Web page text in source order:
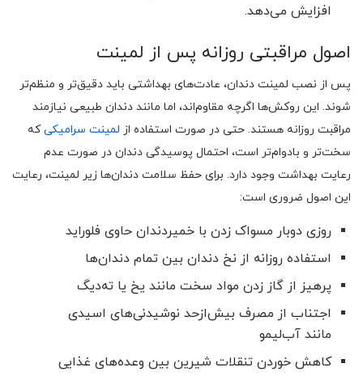
افزایش می‌دهد.
اصول مراقبتی روزانه پس از لمینت
پس از نصب لمینت دندان، عادت‌های بهداشتی باید دقیق‌تر و منظم‌تر
شوند. این روکش‌ها اگرچه مقاوم‌اند، اما مانند دندان طبیعی نیازمند
مراقبت روزانه هستند. حتی در صورت استفاده از لمینت سرامیکیکه
سخت‌تر و بادوام‌تر است، احتمال پوسیدگی دندان در صورت عدم
رعایت بهداشت وجود دارد. برای حفظ سلامت دندان‌ها زیر لمینت، رعایت
این اصول ضروری است:
روزی دوبار مسواک زدن با خمیردندان حاوی فلوراید
استفاده روزانه از نخ دندان بین تمام دندان‌ها
پرهیز از گاز زدن مواد سخت مانند یخ یا ته‌دیگ
اجتناب از مصرف بیش‌ازحد نوشیدنی‌های اسیدی
مانند آب‌لیمو
کاهش خوردن تنقلات شیرین بین وعده‌های غذایی